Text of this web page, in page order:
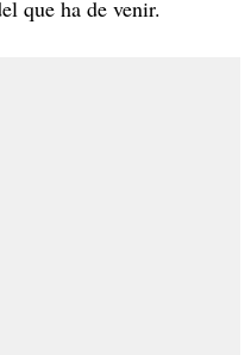
que ha de venir.